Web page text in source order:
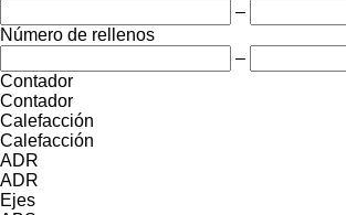
–
Número de rellenos
–
Contador
Contador
Calefacción
Calefacción
ADR
ADR
Ejes